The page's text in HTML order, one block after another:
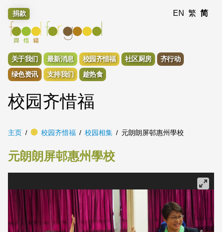
捐款 EN 繁 简
关于我们 最新消息 校园齐惜福 社区厨房
齐行动
绿色资讯
支持我们 趁热食
校园齐惜福
主页 校园齐惜福 校园相集 元朗朗屏邨惠州學校
元朗朗屏邨惠州學校